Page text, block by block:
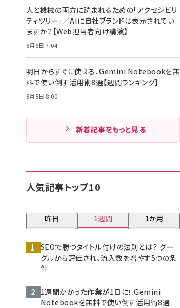
人と機械の両方に読まれるための「アクセシビリ
ティツリー」／AIに自社ブランドは表示されてい
ますか？【Web担当者向け講演】
8月6日 7:04
明日からすぐに使える、Gemini Notebookを無
料で使い倒す活用術8選【週間ランキング】
8月5日 8:00
新着記事をもっと見る
人気記事トップ10
昨日 1週間 1か月
SEOで勝つタイトル付けの法則とは？ グー
グルから評価され、流入数を増やす5つの条
件
1週間かかった作業が1日に！ Gemini
Notebookを無料で使い倒す活用術8選